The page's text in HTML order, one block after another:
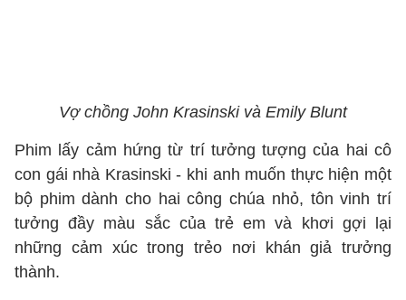
Vợ chồng John Krasinski và Emily Blunt
Phim lấy cảm hứng từ trí tưởng tượng của hai cô
con gái nhà Krasinski - khi anh muốn thực hiện một
bộ phim dành cho hai công chúa nhỏ, tôn vinh trí
tưởng đầy màu sắc của trẻ em và khơi gợi lại
những cảm xúc trong trẻo nơi khán giả trưởng
thành.